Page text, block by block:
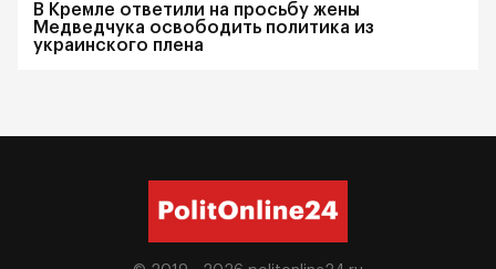
В Кремле ответили на просьбу жены
Медведчука освободить политика из
украинского плена